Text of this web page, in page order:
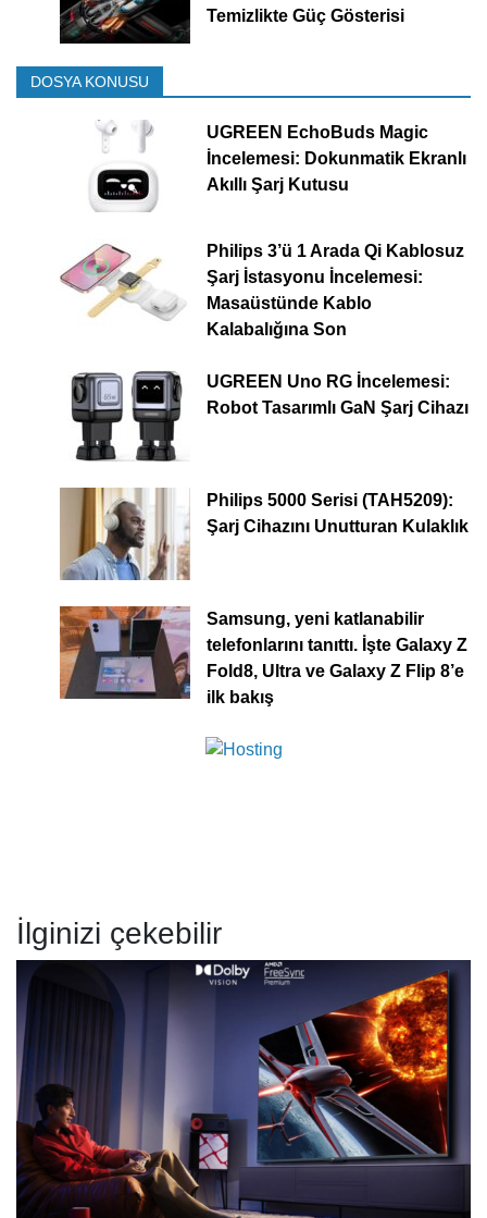
Temizlikte Güç Gösterisi
DOSYA KONUSU
UGREEN EchoBuds Magic
İncelemesi: Dokunmatik Ekranlı
Akıllı Şarj Kutusu
Philips 3’ü 1 Arada Qi Kablosuz
Şarj İstasyonu İncelemesi:
Masaüstünde Kablo
Kalabalığına Son
UGREEN Uno RG İncelemesi:
Robot Tasarımlı GaN Şarj Cihazı
Philips 5000 Serisi (TAH5209):
Şarj Cihazını Unutturan Kulaklık
Samsung, yeni katlanabilir
telefonlarını tanıttı. İşte Galaxy Z
Fold8, Ultra ve Galaxy Z Flip 8’e
ilk bakış
İlginizi çekebilir